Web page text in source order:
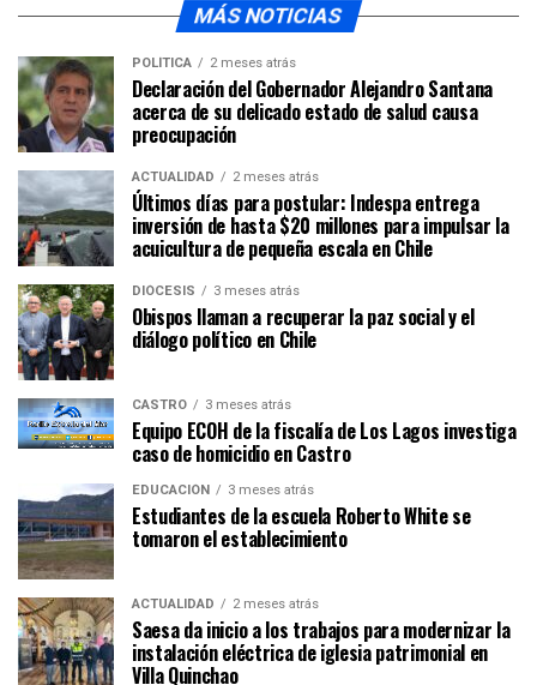
MÁS NOTICIAS
POLÍTICA 2 meses atrás
Declaración del Gobernador Alejandro Santana
acerca de su delicado estado de salud causa
preocupación
ACTUALIDAD 2 meses atrás
Últimos días para postular: Indespa entrega
inversión de hasta $20 millones para impulsar la
acuicultura de pequeña escala en Chile
DIÓCESIS 3 meses atrás
Obispos llaman a recuperar la paz social y el
diálogo político en Chile
CASTRO 3 meses atrás
Equipo ECOH de la fiscalía de Los Lagos investiga
caso de homicidio en Castro
EDUCACIÓN 3 meses atrás
Estudiantes de la escuela Roberto White se
tomaron el establecimiento
ACTUALIDAD 2 meses atrás
Saesa da inicio a los trabajos para modernizar la
instalación eléctrica de iglesia patrimonial en
Villa Quinchao